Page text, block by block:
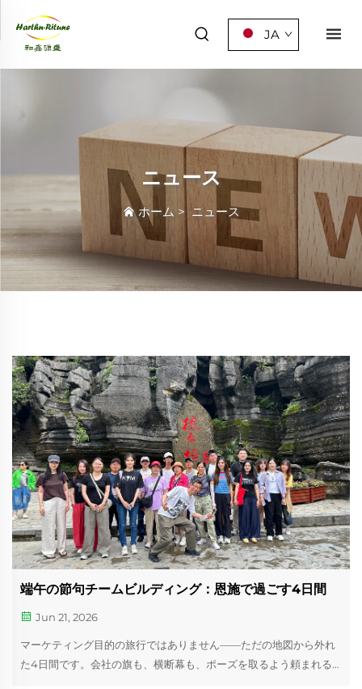
JA
ニュース
ホーム >ニュース
端午の節句チームビルディング：恩施で過ごす4日間
Jun 21, 2026
マーケティング目的の旅行ではありません——ただの地図から外れ
た4日間です。会社の旗も、横断幕も、ポーズを取るよう頼まれる